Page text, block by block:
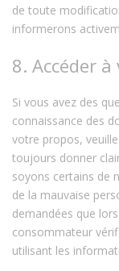
de toute
informerons
8. Accéder
Si vous avez des
connaissance des
votre propos,
toujours donner
soyons certains de
de la mauvaise
demandées que
consommateur
utilisant les